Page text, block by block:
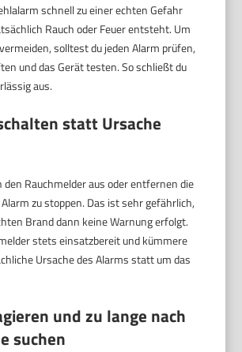
schnell zu einer echten Gefahr
Rauch oder Feuer entsteht. Um
solltest du jeden Alarm prüfen,
und das Gerät testen. So schließt du
aus.
statt Ursache
Rauchmelder aus oder entfernen die
zu stoppen. Das ist sehr gefährlich,
Brand dann keine Warnung erfolgt.
stets einsatzbereit und kümmere
Ursache des Alarms statt um das
und zu lange nach
suchen